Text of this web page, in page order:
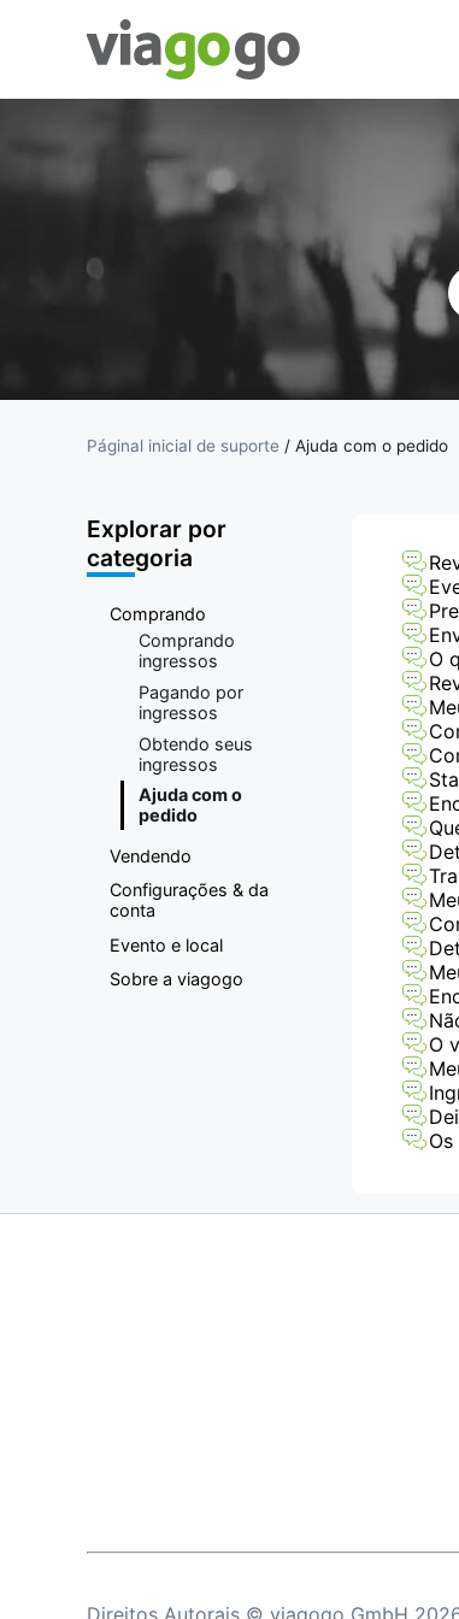
Bilhetes -
Concertos,
Desporto e
Teatro |
Bolsa de
Bilhetes da
Páginal inicial de suporte / Ajuda com o pedido
Explorar por
categoria
Comprando
Comprando
ingressos
Pagando por
ingressos
Obtendo seus
ingressos
Ajuda com o
pedido
Vendendo
Configurações & da
conta
Evento e local
Sobre a viagogo
O
O